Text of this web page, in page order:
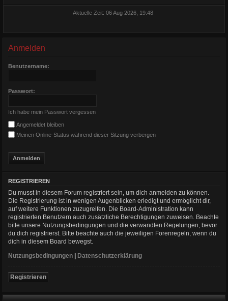
Aktuelle Zeit: 06 Aug 2026, 19:48
Anmelden
Benutzername:
Passwort:
Ich habe mein Passwort vergessen
Angemeldet bleiben
Meinen Online-Status während dieser Sitzung verbergen
REGISTRIEREN
Du musst in diesem Forum registriert sein, um dich anmelden zu können.
Die Registrierung ist in wenigen Augenblicken erledigt und ermöglicht dir,
auf weitere Funktionen zuzugreifen. Die Board-Administration kann
registrierten Benutzern auch zusätzliche Berechtigungen zuweisen. Beachte
bitte unsere Nutzungsbedingungen und die verwandten Regelungen, bevor
du dich registrierst. Bitte beachte auch die jeweiligen Forenregeln, wenn du
dich in diesem Board bewegst.
Nutzungsbedingungen
Datenschutzerklärung
Registrieren